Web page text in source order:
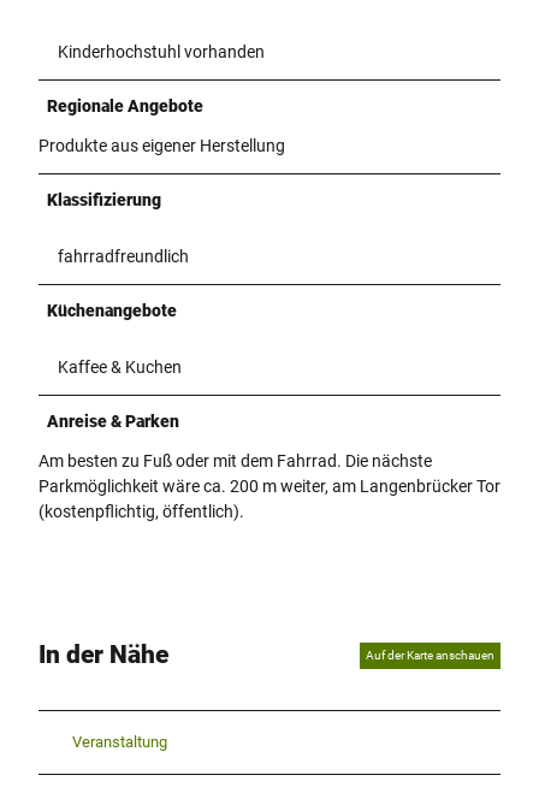
Kinderhochstuhl vorhanden
Regionale Angebote
Produkte aus eigener Herstellung
Klassifizierung
fahrradfreundlich
Küchenangebote
Kaffee & Kuchen
Anreise & Parken
Am besten zu Fuß oder mit dem Fahrrad. Die nächste
Parkmöglichkeit wäre ca. 200 m weiter, am Langenbrücker Tor
(kostenpflichtig, öffentlich).
In der Nähe Auf der Karte anschauen
Veranstaltung